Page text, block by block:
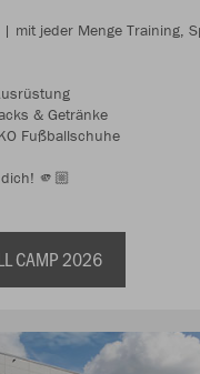
| mit jeder Menge Training,
& Getränke
Fußballschuhe
🫵🏼
CAMP 2026